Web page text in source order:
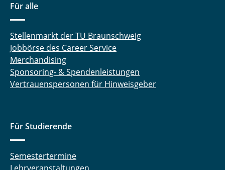
Für alle
Stellenmarkt der TU Braunschweig
Jobbörse des Career Service
Merchandising
Sponsoring- & Spendenleistungen
Vertrauenspersonen für Hinweisgeber
Für Studierende
Semestertermine